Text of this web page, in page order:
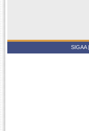
SIGAA